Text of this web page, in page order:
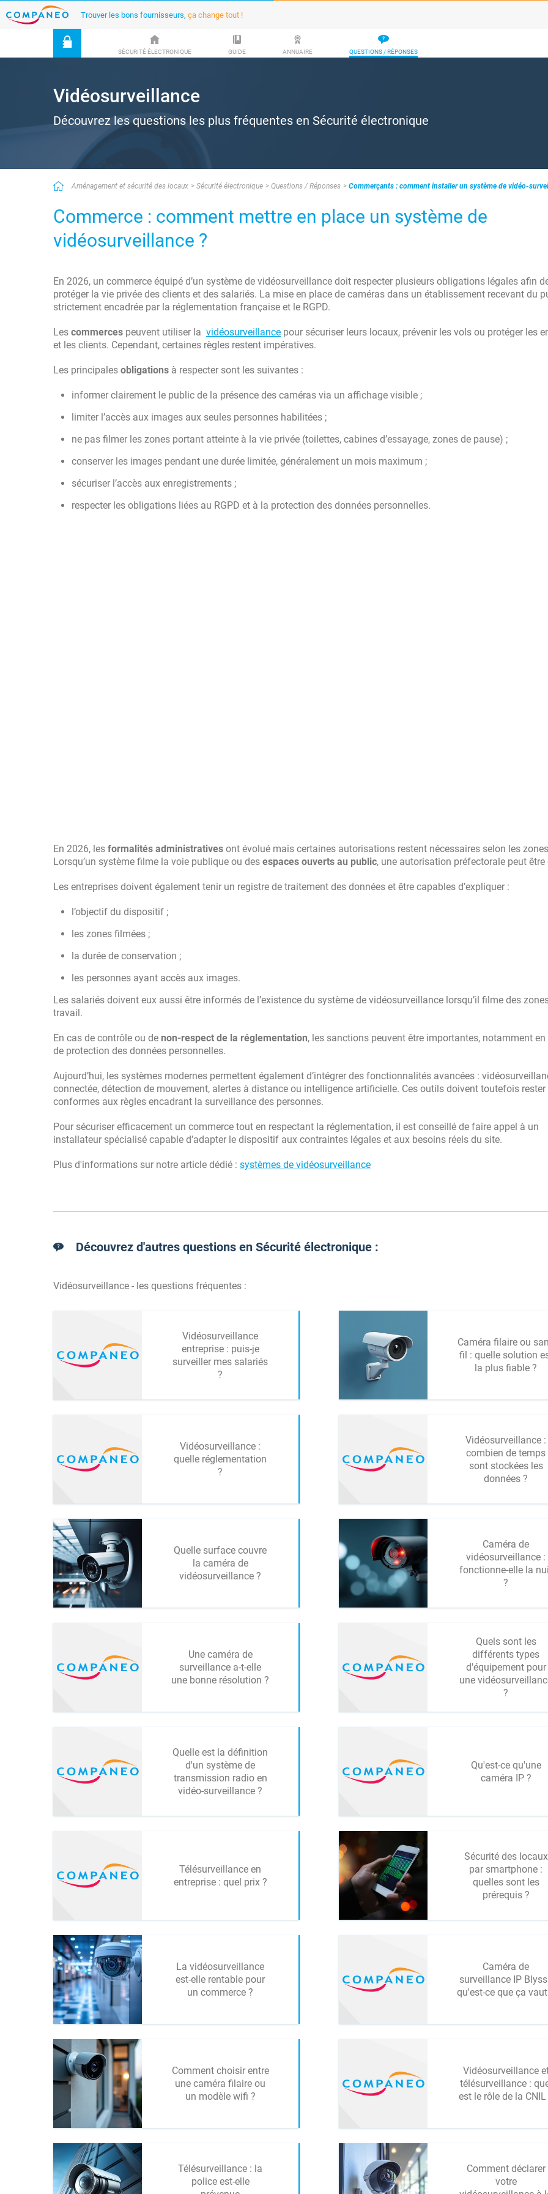
Trouver les bons fournisseurs, ça change tout !
SÉCURITÉ ÉLECTRONIQUE GUIDE ANNUAIRE QUESTIONS / RÉPONSES
Vidéosurveillance
Découvrez les questions les plus fréquentes en Sécurité électronique
Aménagement et sécurité des locaux Sécurité électronique Questions / Réponses Commerçants : comment installer un système de vidéo-
Commerce : comment mettre en place un système de
vidéosurveillance ?
En 2026, un commerce équipé d’un système de vidéosurveillance doit respecter plusieurs obligations légales afin
protéger la vie privée des clients et des salariés. La mise en place de caméras dans un établissement recevant du
strictement encadrée par la réglementation française et le RGPD.
Les commerces peuvent utiliser la vidéosurveillance pour sécuriser leurs locaux, prévenir les vols ou protéger les
et les clients. Cependant, certaines règles restent impératives.
Les principales obligations à respecter sont les suivantes :
informer clairement le public de la présence des caméras via un affichage visible ;
limiter l’accès aux images aux seules personnes habilitées ;
ne pas filmer les zones portant atteinte à la vie privée (toilettes, cabines d’essayage, zones de pause) ;
conserver les images pendant une durée limitée, généralement un mois maximum ;
sécuriser l’accès aux enregistrements ;
respecter les obligations liées au RGPD et à la protection des données personnelles.
En 2026, les formalités administratives ont évolué mais certaines autorisations restent nécessaires selon les
Lorsqu’un système filme la voie publique ou des espaces ouverts au public, une autorisation préfectorale peut être
Les entreprises doivent également tenir un registre de traitement des données et être capables d’expliquer :
l’objectif du dispositif ;
les zones filmées ;
la durée de conservation ;
les personnes ayant accès aux images.
Les salariés doivent eux aussi être informés de l’existence du système de vidéosurveillance lorsqu’il filme des
travail.
En cas de contrôle ou de non-respect de la réglementation, les sanctions peuvent être importantes, notamment
de protection des données personnelles.
Aujourd’hui, les systèmes modernes permettent également d’intégrer des fonctionnalités avancées :
connectée, détection de mouvement, alertes à distance ou intelligence artificielle. Ces outils doivent toutefois rester
conformes aux règles encadrant la surveillance des personnes.
Pour sécuriser efficacement un commerce tout en respectant la réglementation, il est conseillé de faire appel à un
installateur spécialisé capable d’adapter le dispositif aux contraintes légales et aux besoins réels du site.
Plus d'informations sur notre article dédié : systèmes de vidéosurveillance
Découvrez d'autres questions en Sécurité électronique :
Vidéosurveillance - les questions fréquentes :
Vidéosurveillance
entreprise : puis-je
surveiller mes salariés
?
Caméra filaire ou
fil : quelle solution
la plus fiable ?
Vidéosurveillance :
quelle réglementation
?
Vidéosurveillance :
combien de temps
sont stockées les
données ?
Quelle surface couvre
la caméra de
vidéosurveillance ?
Caméra de
vidéosurveillance :
fonctionne-elle la
?
Une caméra de
surveillance a-t-elle
une bonne résolution ?
Quels sont les
différents types
d'équipement pour
une
?
Quelle est la définition
d'un système de
transmission radio en
vidéo-surveillance ?
Qu'est-ce qu'une
caméra IP ?
Télésurveillance en
entreprise : quel prix ?
Sécurité des locaux
par smartphone :
quelles sont les
prérequis ?
La vidéosurveillance
est-elle rentable pour
un commerce ?
Caméra de
surveillance IP
qu'est-ce que ça
Comment choisir entre
une caméra filaire ou
un modèle wifi ?
Vidéosurveillance
télésurveillance :
est le rôle de la CNIL
Télésurveillance : la
police est-elle
Comment déclarer
votre